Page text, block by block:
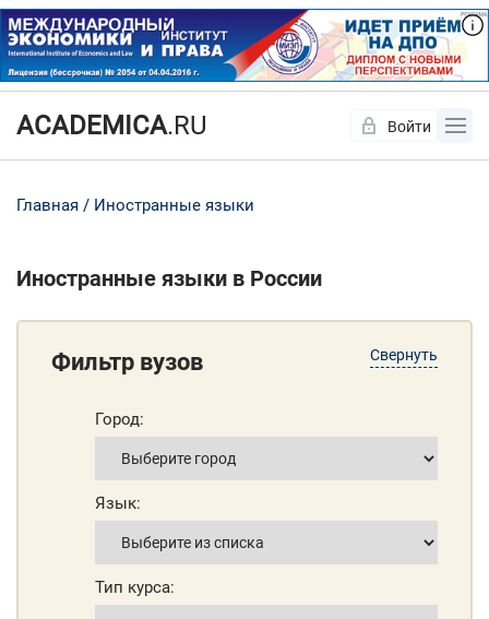
ACADEMICA.RU Войти
Главная Иностранные языки
Иностранные языки в России
Свернуть
Фильтр вузов
Город:
Язык:
Тип курса:
Да Нет